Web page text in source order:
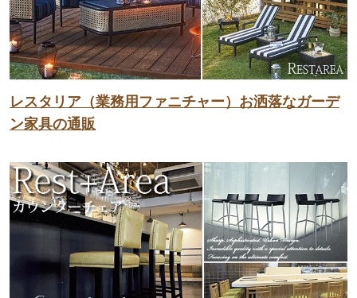
レスタリア（業務用ファニチャー）お洒落なガーデ
ン家具の通販